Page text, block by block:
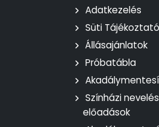
Adatkezelés
Süti Tájékoztató
Állásajánlatok
Próbatábla
Színházi
előadások